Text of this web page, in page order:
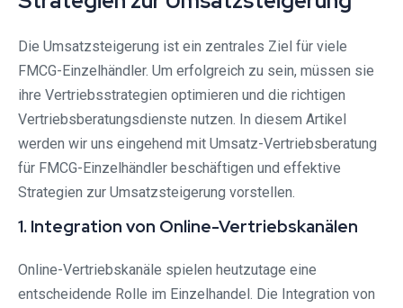
Die Umsatzsteigerung ist ein zentrales Ziel für viele
FMCG-Einzelhändler. Um erfolgreich zu sein, müssen sie
ihre Vertriebsstrategien optimieren und die richtigen
Vertriebsberatungsdienste nutzen. In diesem Artikel
werden wir uns eingehend mit Umsatz-Vertriebsberatung
für FMCG-Einzelhändler beschäftigen und effektive
Strategien zur Umsatzsteigerung vorstellen.
1. Integration von Online-Vertriebskanälen
Online-Vertriebskanäle spielen heutzutage eine
entscheidende Rolle im Einzelhandel. Die Integration von